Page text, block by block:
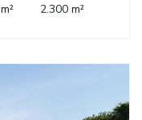
2.300 m²